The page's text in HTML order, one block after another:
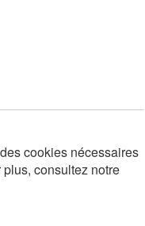
cookies nécessaires
consultez notre